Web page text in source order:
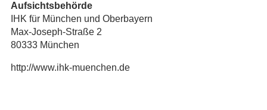
Aufsichtsbehörde
IHK für München und Oberbayern
Max-Joseph-Straße 2
‎80333 München
http://www.ihk-muenchen.de